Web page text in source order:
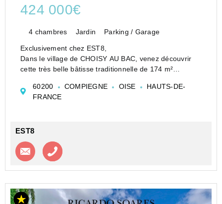
424 000€
4 chambres Jardin Parking / Garage
Exclusivement chez EST8,
Dans le village de CHOISY AU BAC, venez découvrir
cette très belle bâtisse traditionnelle de 174 m²
Vous serez séduits par les matériaux de cette
construction, à deux pas des commerces ...
60200 COMPIEGNE OISE
HAUTS-DE-
FRANCE
EST8
Contacter l'agence